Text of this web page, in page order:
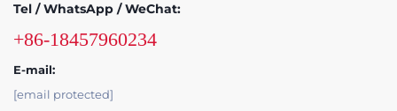
Tel / WhatsApp / WeChat:
+86-18457960234
E-mail:
[email protected]